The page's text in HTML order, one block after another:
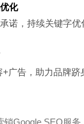
化
诺，持续关键字
广告，助力品牌跻
销Google SEO服